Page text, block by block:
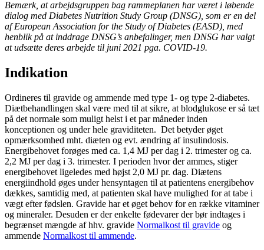
Bemærk, at arbejdsgruppen bag rammeplanen har været i løbende
dialog med Diabetes Nutrition Study Group (DNSG), som er en del
af European Association for the Study of Diabetes (EASD), med
henblik på at inddrage DNSG’s anbefalinger, men DNSG har valgt
at udsætte deres arbejde til juni 2021 pga. COVID-19.
Indikation
Ordineres til gravide og ammende med type 1- og type 2-diabetes.
Diætbehandlingen skal være med til at sikre, at blodglukose er så tæt
på det normale som muligt helst i et par måneder inden
konceptionen og under hele graviditeten. Det betyder øget
opmærksomhed mht. diæten og evt. ændring af insulindosis.
Energibehovet forøges med ca. 1,4 MJ per dag i 2. trimester og ca.
2,2 MJ per dag i 3. trimester. I perioden hvor der ammes, stiger
energibehovet ligeledes med højst 2,0 MJ pr. dag. Diætens
energiindhold øges under hensyntagen til at patientens energibehov
dækkes, samtidig med, at patienten skal have mulighed for at tabe i
vægt efter fødslen. Gravide har et øget behov for en række vitaminer
og mineraler. Desuden er der enkelte fødevarer der bør indtages i
begrænset mængde af hhv. gravide Normalkost til gravide og
ammende Normalkost til ammende.